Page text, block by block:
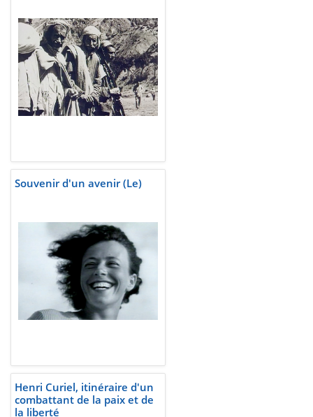
Souvenir d'un avenir (Le)
Henri Curiel, itinéraire d'un
combattant de la paix et de
la liberté